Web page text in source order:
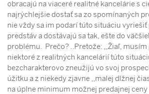
obracajú na viaceré realitné kancelárie s
najrýchlejšie dostať sa zo spomínaných
nie vždy sa im podarí túto situáciu
predstáv a dostávajú sa tak, ešte do
problému. Prečo? ..Pretože: ,,Žiaľ,
niektoré z realitných kancelárií túto
bezcharakterovo zneužijú vo svoj
úžitku a z niekedy zjavne ,,malej dlžnej
na úplne minimum možnej predajnej